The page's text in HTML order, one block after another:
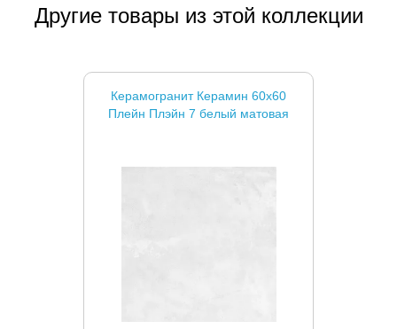
Другие товары из этой коллекции
Керамогранит Керамин 60x60
Плейн Плэйн 7 белый матовая